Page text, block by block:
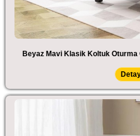
Beyaz Mavi Klasik Koltuk Oturma